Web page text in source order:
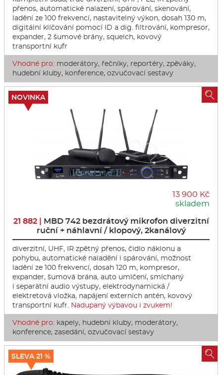
přenos, automatické nalazení, spárování, skenování,
ladění ze 100 frekvencí, nastavitelný výkon, dosah 130 m,
digitální klíčování pomocí ID a dig. filtrování, kompresor,
expander, 2 šumové brány, squelch, kovový
transportní kufr
Vhodné pro: moderátory, řečníky, reportéry, zpěváky,
hudební kluby, konference, ozvučovací sestavy
13 900 Kč
skladem
21 882 | MBD 742 bezdrátový mikrofon diverzitní
ruční + náhlavní / klopový, 2kanálový
diverzitní, UHF, IR zpětný přenos, čidlo náklonu a
pohybu, automatické naladění i spárování, možnost
ladění ze 100 frekvencí, dosah 120 m, kompresor,
expander, šumová brána, auto umlčení, smíchaný
i separátní audio výstupy, elektrodynamická /
elektretová vložka, napájení externích antén, kovový
transportní kufr. Nadupaný výbavou i zvukem!
Vhodné pro: kapely, hudební kluby, moderátory,
konference, zasedání, ozvučovací sestavy
NOVINKA 
SLEVA 21 % 